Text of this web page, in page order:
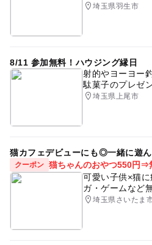
埼玉県羽生市
8/11 参加無料！ハウジング縁日
射的やヨーヨー
駄菓子のプレゼ
埼玉県上尾市
猫カフェデビューにも◎一緒に遊
クーポン 猫ちゃんのおやつ550円⇒
可愛い子供×猫
ガ・ゲームなど
埼玉県さいたま